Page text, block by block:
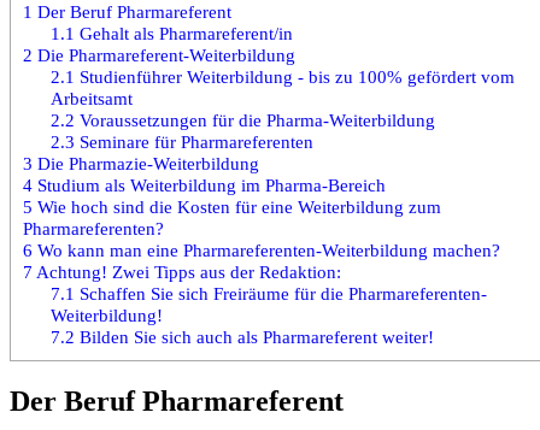
1 Der Beruf Pharmareferent
1.1 Gehalt als Pharmareferent/in
2 Die Pharmareferent-Weiterbildung
2.1 Studienführer Weiterbildung - bis zu 100% gefördert vom
Arbeitsamt
2.2 Voraussetzungen für die Pharma-Weiterbildung
2.3 Seminare für Pharmareferenten
3 Die Pharmazie-Weiterbildung
4 Studium als Weiterbildung im Pharma-Bereich
5 Wie hoch sind die Kosten für eine Weiterbildung zum
Pharmareferenten?
6 Wo kann man eine Pharmareferenten-Weiterbildung machen?
7 Achtung! Zwei Tipps aus der Redaktion:
7.1 Schaffen Sie sich Freiräume für die Pharmareferenten-
Weiterbildung!
7.2 Bilden Sie sich auch als Pharmareferent weiter!
Der Beruf Pharmareferent